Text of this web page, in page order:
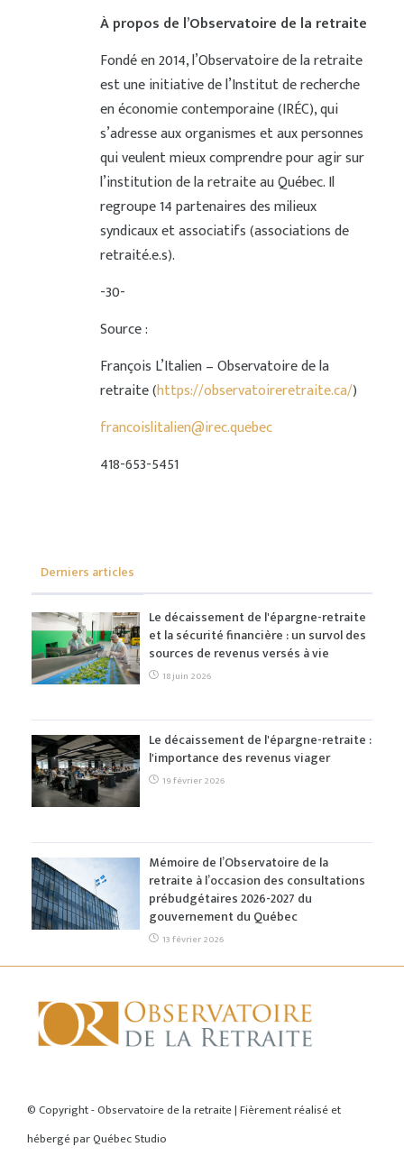
À propos de l’Observatoire de la retraite
Fondé en 2014, l’Observatoire de la retraite
est une initiative de l’Institut de recherche
en économie contemporaine (IRÉC), qui
s’adresse aux organismes et aux personnes
qui veulent mieux comprendre pour agir sur
l’institution de la retraite au Québec. Il
regroupe 14 partenaires des milieux
syndicaux et associatifs (associations de
retraité.e.s).
-30-
Source :
François L’Italien – Observatoire de la
retraite (https://observatoireretraite.ca/)
francoislitalien@irec.quebec
418-653-5451
Derniers articles
Le décaissement de l'épargne-retraite
et la sécurité financière : un survol des
sources de revenus versés à vie
18 juin 2026
Le décaissement de l'épargne-retraite :
l'importance des revenus viager
19 février 2026
Mémoire de l’Observatoire de la
retraite à l’occasion des consultations
prébudgétaires 2026-2027 du
gouvernement du Québec
13 février 2026
© Copyright - Observatoire de la retraite | Fièrement réalisé et
hébergé parQuébec Studio